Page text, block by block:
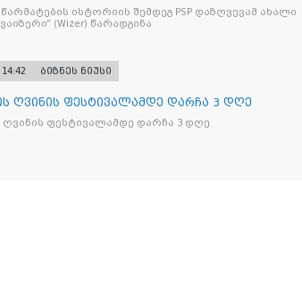
წარმატების ისტორიის შემდეგ PSP დაზღვევამ ახალი
– „ვაიზერი“ (Wizer) წარადგინა
ბიზნეს ნიუსი
ღვინის ფესტივალამდე დარჩა 3 დღე
ღვინის ფესტივალამდე დარჩა 3 დღე